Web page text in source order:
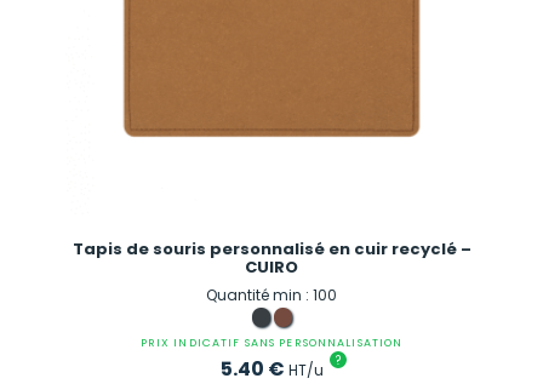
Tapis de souris personnalisé en cuir recyclé –
CUIRO
Quantité min : 100
PRIX INDICATIF SANS PERSONNALISATION
5.40 € HT/u ?